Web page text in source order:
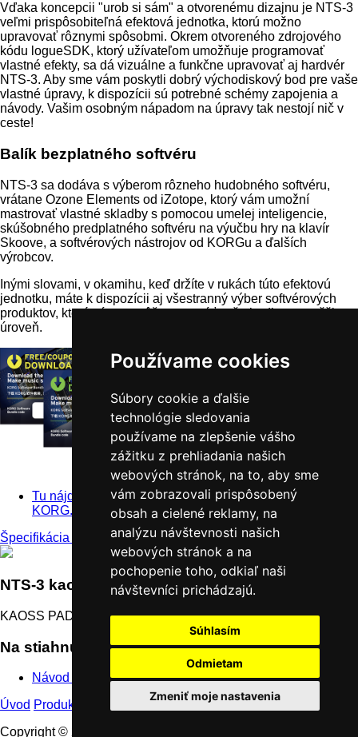
Používame cookies
Súbory cookie a ďalšie
technológie sledovania
používame na zlepšenie vášho
zážitku z prehliadania našich
webových stránok, na to, aby sme
vám zobrazovali prispôsobený
obsah a cielené reklamy, na
analýzu návštevnosti našich
webových stránok a na
pochopenie toho, odkiaľ naši
návštevníci prichádzajú.
Súhlasím
Odmietam
Zmeniť moje nastavenia
Vďaka koncepcii "urob si sám" a otvorenému dizajnu je NTS-3
veľmi prispôsobiteľná efektová jednotka, ktorú možno
upravovať rôznymi spôsobmi. Okrem otvoreného zdrojového
kódu logueSDK, ktorý užívateľom umožňuje programovať
vlastné efekty, sa dá vizuálne a funkčne upravovať aj hardvér
NTS-3. Aby sme vám poskytli dobrý východiskový bod pre vaše
vlastné úpravy, k dispozícii sú potrebné schémy zapojenia a
návody. Vašim osobným nápadom na úpravy tak nestojí nič v
ceste!
Balík bezplatného softvéru
NTS-3 sa dodáva s výberom rôzneho hudobného softvéru,
vrátane Ozone Elements od iZotope, ktorý vám umožní
mastrovať vlastné skladby s pomocou umelej inteligencie,
skúšobného predplatného softvéru na výučbu hry na klavír
Skoove, a softvérových nástrojov od KORGu a ďalších
výrobcov.
Inými slovami, v okamihu, keď držíte v rukách túto efektovú
jednotku, máte k dispozícii aj všestranný výber softvérových
produktov, ktoré vám pomôžu posunúť vašu hudbu na vyššiu
úroveň.
Tu nájdete ďalšie informácie o softvérovom balíčku
KORG.
Špecifikácia >
NTS-3 kaoss pad kit
KAOSS PAD Séria
Na stiahnutie
Návod KORG NTS-3
Úvod Produkty DJ & Produkčné nástroje NTS-3 kaoss pad kit
Copyright©